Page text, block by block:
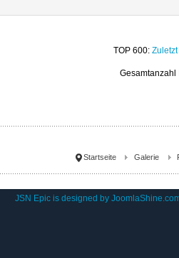
TOP 600:
Gesamtanzahl
Startseite Galerie
JSN Epic is designed by